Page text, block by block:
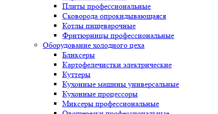
Плиты профессиональные
Сковорода опрокидывающаяся
Котлы пищеварочные
Фритюрницы профессиональные
Оборудование холодного цеха
Бликсеры
Картофелечистки электрические
Куттеры
Кухонные машины универсальные
Кухонные процессоры
Миксеры профессиональные